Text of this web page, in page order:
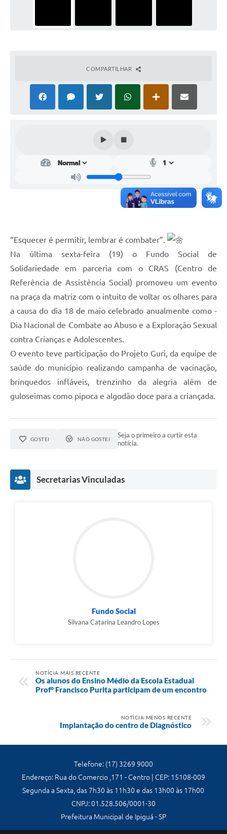
COMPARTILHAR
“Esquecer é permitir, lembrar é combater”.
Na última sexta-feira (19) o Fundo Social de
Solidariedade em parceria com o CRAS (Centro de
Referência de Assistência Social) promoveu um evento
na praça da matriz com o intuito de voltar os olhares para
a causa do dia 18 de maio celebrado anualmente como -
Dia Nacional de Combate ao Abuso e a Exploração Sexual
contra Crianças e Adolescentes.
O evento teve participação do Projeto Guri, da equipe de
saúde do município realizando campanha de vacinação,
brinquedos infláveis, trenzinho da alegria além de
guloseimas como pipoca e algodão doce para a criançada.
GOSTEI NÃO GOSTEI
Seja o primeiro a curtir esta
notícia.
Secretarias Vinculadas
Fundo Social
Silvana Catarina Leandro Lopes
NOTÍCIA MAIS RECENTE
Os alunos do Ensino Médio da Escola Estadual
Prof° Francisco Purita participam de um encontro
NOTÍCIA MENOS RECENTE
Implantação do centro de Diagnóstico
Telefone: (17) 3269 9000
Endereço: Rua do Comercio ,171 - Centro | CEP: 15108-009
Segunda a Sexta, das 7h30 às 11h30 e das 13h00 às 17h00
CNPJ: 01.528.506/0001-30
Prefeitura Municipal de Ipiguá - SP